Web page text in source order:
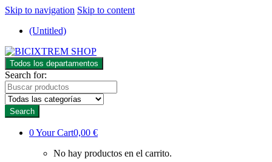
Skip to navigation Skip to content
(Untitled)
Todos los departamentos
Search for:
Search
0Your Cart0,00 €
No hay productos en el carrito.